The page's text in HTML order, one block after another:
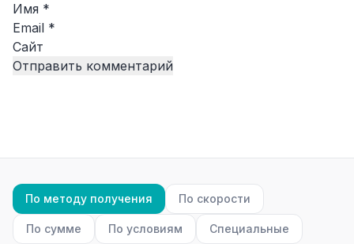
Имя *
Email *
Сайт
По методу получения По скорости
По сумме По условиям Специальные